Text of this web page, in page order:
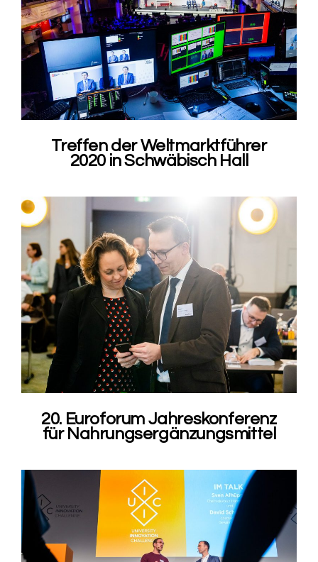
Treffen der Weltmarktführer
2020 in Schwäbisch Hall
20. Euroforum Jahreskonferenz
für Nahrungsergänzungsmittel